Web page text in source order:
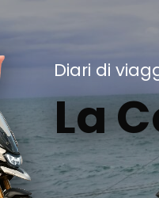
Diari di
La